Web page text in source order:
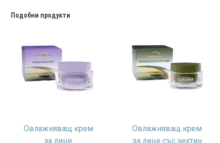
Подобни продукти
Овлажняващ крем
за лице
Овлажняващ крем
за лице със зехтин